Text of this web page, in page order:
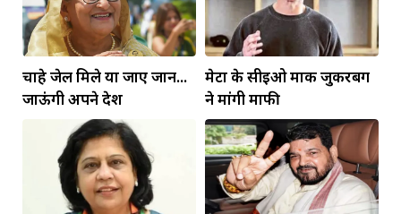
चाहे जेल मिले या जाए जान...
जाऊंगी अपने देश
मेटा के सीईओ मार्क जुकरबर्ग
ने मांगी माफी